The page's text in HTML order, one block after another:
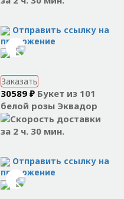
Отправить ссылку на
приложение
Заказать
30589 ₽ Букет из 101
белой розы Эквадор
за 2 ч. 30 мин.
Отправить ссылку на
приложение